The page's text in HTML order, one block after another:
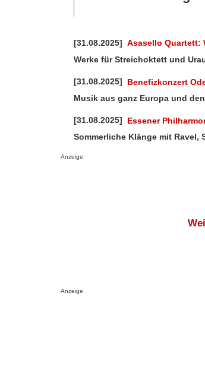
[31.08.2025] Asasello Quartett:
Werke für Streichoktett und
[31.08.2025]
Benefizkonzert
Musik aus ganz Europa und
[31.08.2025]
Essener
Sommerliche Klänge mit Ravel,
Anzeige
Anzeige